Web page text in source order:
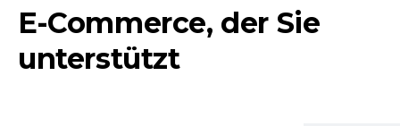
E-Commerce, der Sie
unterstützt